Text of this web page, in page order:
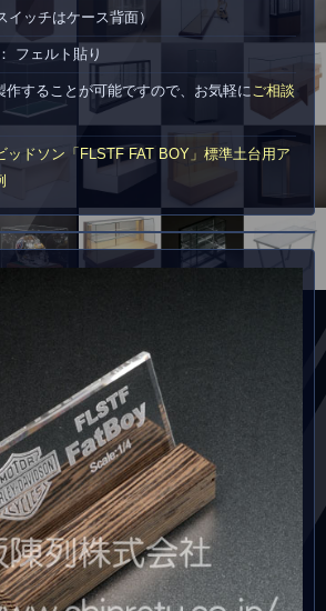
ッチはケース背面）
フェルト貼り
作することが可能ですので、お気軽にご相談
ッドソン「FLSTF FAT BOY」標準土台用ア